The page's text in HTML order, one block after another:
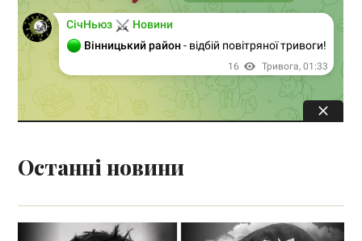
Останні новини